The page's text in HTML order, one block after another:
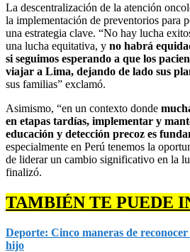
La descentralización de la atención
la implementación de preventorios para
una estrategia clave. “No hay lucha
una lucha equitativa, y no habrá
si seguimos esperando a que los
viajar a Lima, dejando de lado sus
sus familias” exclamó.
Asimismo, “en un contexto donde
en etapas tardías, implementar y
educación y detección precoz es
especialmente en Perú tenemos la
de liderar un cambio significativo en la
finalizó.
TAMBIÉN TE PUEDE
Deporte: Cinco maneras de
hijo